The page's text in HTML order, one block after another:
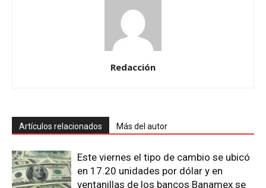
Redacción
Artículos relacionados Más del autor
Este viernes el tipo de cambio se ubicó
en 17.20 unidades por dólar y en
ventanillas de los bancos Banamex se